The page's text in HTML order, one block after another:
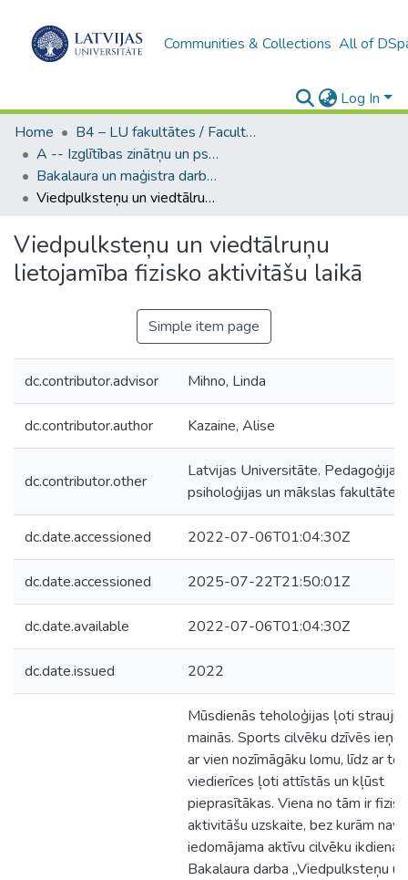
Communities & Collections All of
Log In
Home
B4 – LU fakultātes / Faculties of the UL
A -- Izglītības zinātņu un psiholoģijas fakultāte / Faculty of Education Sciences and Psychology
Bakalaura un maģistra darbi (PPMF) / Bachelor's and Master's theses
Viedpulksteņu un viedtālruņu lietojamība fizisko aktivitāšu laikā
Viedpulksteņu un viedtālruņu
lietojamība fizisko aktivitāšu laikā
Simple item page
dc.contributor.advisor Mihno, Linda
dc.contributor.author Kazaine, Alise
dc.contributor.other
Latvijas Universitāte. Pedagoģijas,
psiholoģijas un mākslas fakultāte
dc.date.accessioned 2022-07-06T01:04:30Z
dc.date.accessioned 2025-07-22T21:50:01Z
dc.date.available 2022-07-06T01:04:30Z
dc.date.issued 2022
Mūsdienās teholoģijas ļoti strauji
mainās. Sports cilvēku dzīvēs
ar vien nozīmāgāku lomu, līdz ar to
viedierīces ļoti attīstās un kļūst
pieprasītākas. Viena no tām ir
aktivitāšu uzskaite, bez kurām nav
iedomājama aktīvu cilvēku ikdiena.
Bakalaura darba „Viedpulksteņu un